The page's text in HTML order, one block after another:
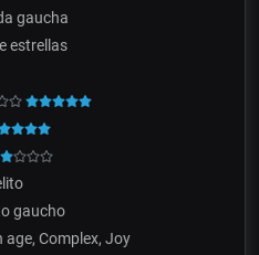
gaucha
estrellas
gaucho
age, Complex, Joy